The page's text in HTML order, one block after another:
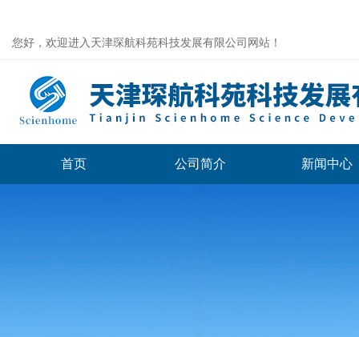
您好，欢迎进入天津琛航科苑科技发展有限公司网站！
首页 公司简介 新闻中心